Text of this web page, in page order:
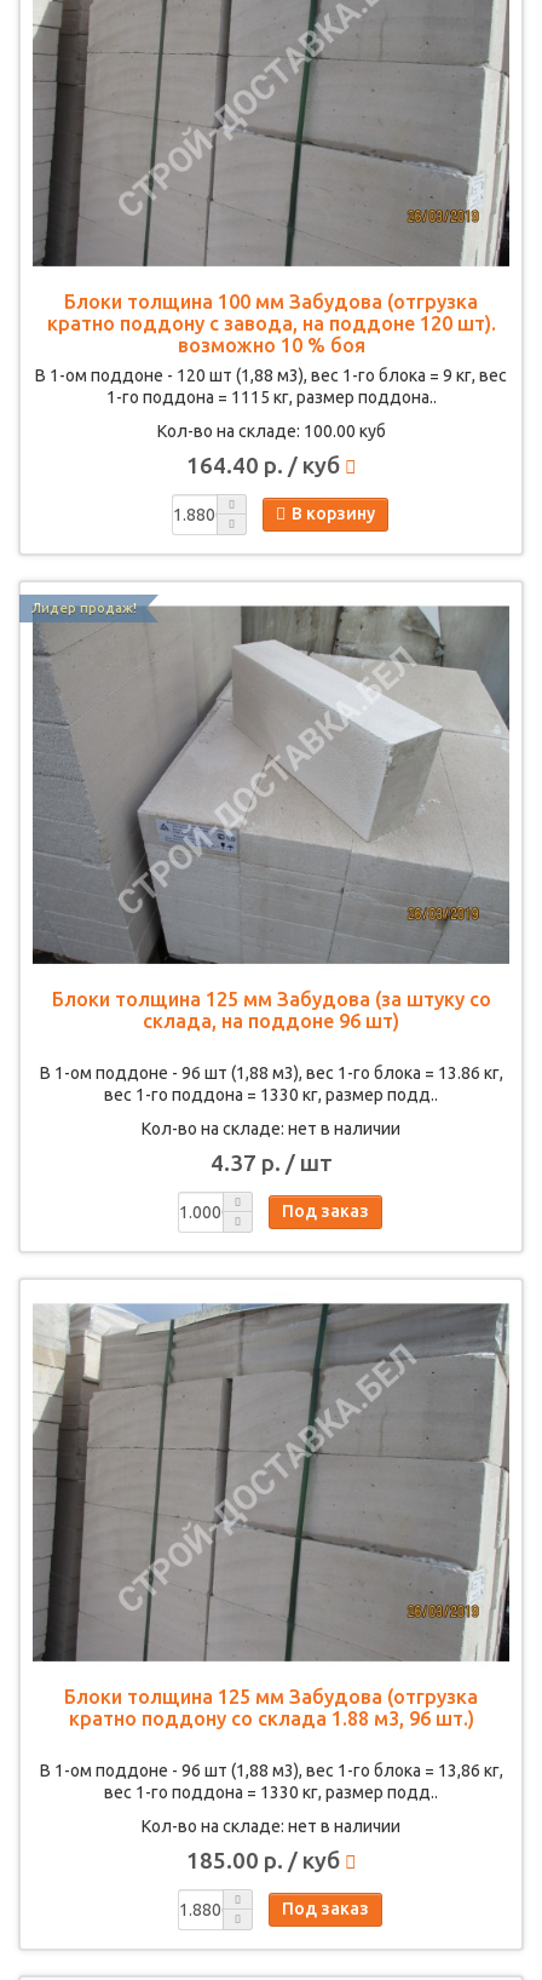
Блоки толщина 100 мм Забудова (отгрузка
кратно поддону с завода, на поддоне 120 шт).
возможно 10 % боя
В 1-ом поддоне - 120 шт (1,88 м3), вес 1-го блока = 9 кг, вес
1-го поддона = 1115 кг, размер поддона..
Кол-во на складе: 100.00 куб
164.40 р. / куб
В корзину
Лидер продаж!
Блоки толщина 125 мм Забудова (за штуку со
склада, на поддоне 96 шт)
В 1-ом поддоне - 96 шт (1,88 м3), вес 1-го блока = 13.86 кг,
вес 1-го поддона = 1330 кг, размер подд..
Кол-во на складе: нет в наличии
4.37 р. / шт
Под заказ
Блоки толщина 125 мм Забудова (отгрузка
кратно поддону со склада 1.88 м3, 96 шт.)
В 1-ом поддоне - 96 шт (1,88 м3), вес 1-го блока = 13,86 кг,
вес 1-го поддона = 1330 кг, размер подд..
Кол-во на складе: нет в наличии
185.00 р. / куб
Под заказ